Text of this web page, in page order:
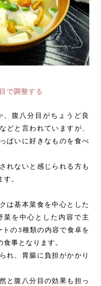
で調整する
腹八分目がちょうど良
どと言われていますが、
ぱいに好きなものを食べ
れないと感じられる方も
。
は基本菜食を中心とした
を中心とした内容で主
の5種類の内容で食卓を
事となります。
れ、胃腸に負担がかかり
と腹八分目の効果も担っ